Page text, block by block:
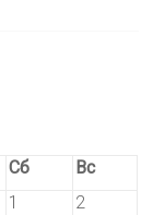
Сб
Вс
1
2